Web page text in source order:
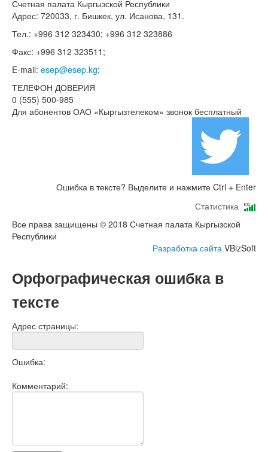
Счетная палата Кыргызской Республики
Адрес: 720033, г. Бишкек, ул. Исанова, 131.
Тел.: +996 312 323430; +996 312 323886
Факс: +996 312 323511;
E-mail: esep@esep.kg;
ТЕЛЕФОН ДОВЕРИЯ
0 (555) 500-985
Для абонентов ОАО «Кыргызтелеком» звонок бесплатный
Ошибка в тексте? Выделите и нажмите Ctrl + Enter
Статистика
Все права защищены © 2018 Счетная палата Кыргызской
Республики
Разработка сайта VBizSoft
Орфографическая ошибка в
тексте
Адрес страницы:
Ошибка:
Комментарий: